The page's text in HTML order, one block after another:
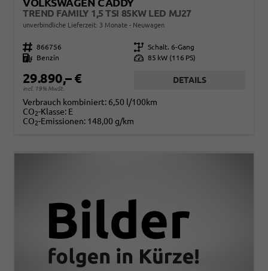
TREND FAMILY 1,5 TSI 85KW LED MJ27
unverbindliche Lieferzeit: 3 Monate Neuwagen
Fahrzeugnr. 866756 Getriebe Schalt. 6-Gang
Kraftstoff
Benzin Leistung 85 kW (116 PS)
29.890,– €
incl. 19% MwSt.
DETAILS
Verbrauch kombiniert: 6,50 l/100km
CO2-Klasse: E
CO2-Emissionen: 148,00 g/km